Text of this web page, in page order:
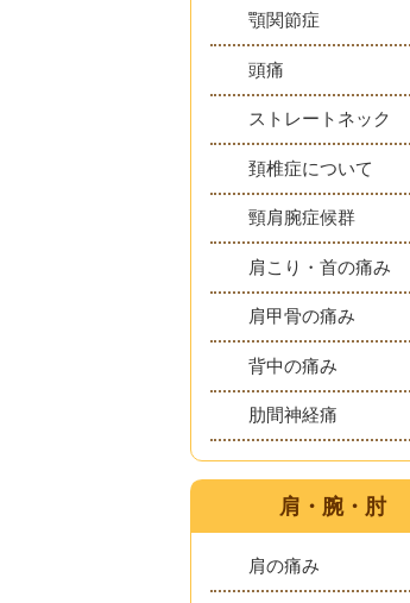
顎関節症
頭痛
ストレートネック
頚椎症について
頸肩腕症候群
肩こり・首の痛み
肩甲骨の痛み
背中の痛み
肋間神経痛
肩・腕・肘
肩の痛み